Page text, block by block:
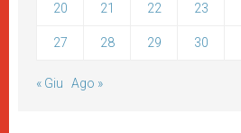
20 21 22 23
27 28 29 30
« Giu Ago »